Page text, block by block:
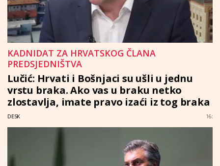
KADNIDAT ZA HRVATSKOG ČLANA
PREDSJEDNIŠTVA
Lučić: Hrvati i Bošnjaci su ušli u jednu
vrstu braka. Ako vas u braku netko
zlostavlja, imate pravo izaći iz tog braka
DESK 16: